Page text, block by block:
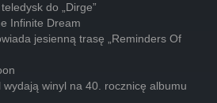
do „Dirge”
Infinite Dream
jesienną trasę „Reminders Of
winyl na 40. rocznicę albumu